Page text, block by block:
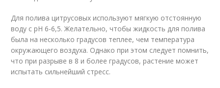
Для полива цитрусовых используют мягкую отстоянную
воду с рН 6-6,5. Желательно, чтобы жидкость для полива
была на несколько градусов теплее, чем температура
окружающего воздуха. Однако при этом следует помнить,
что при разрыве в 8 и более градусов, растение может
испытать сильнейший стресс.